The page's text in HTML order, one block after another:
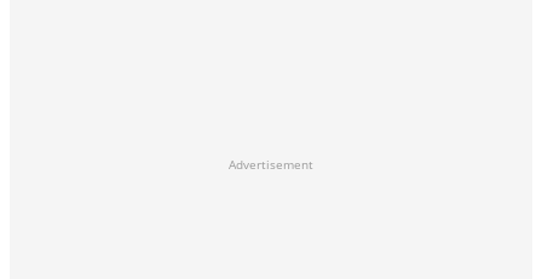
Advertisement